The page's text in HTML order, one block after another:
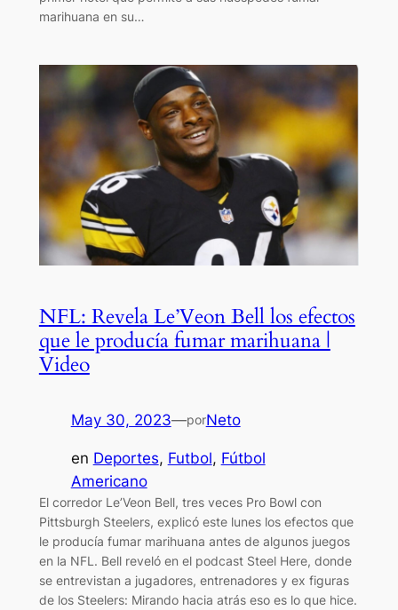
marihuana en su…
NFL: Revela Le’Veon Bell los efectos
que le producía fumar marihuana |
Video
May 30, 2023—porNeto
en Deportes, Futbol, Fútbol
Americano
El corredor Le’Veon Bell, tres veces Pro Bowl con
Pittsburgh Steelers, explicó este lunes los efectos que
le producía fumar marihuana antes de algunos juegos
en la NFL. Bell reveló en el podcast Steel Here, donde
se entrevistan a jugadores, entrenadores y ex figuras
de los Steelers: Mirando hacia atrás eso es lo que hice.